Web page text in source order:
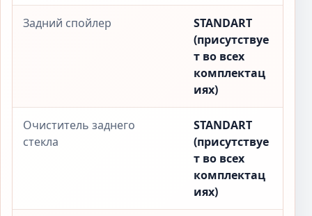
Задний спойлер
STANDART
(присутствуе
т во всех
комплектац
иях)
Очиститель заднего
стекла
STANDART
(присутствуе
т во всех
комплектац
иях)